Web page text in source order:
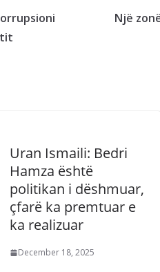
Një
Uran Ismaili: Bedri
Hamza është
politikan i dëshmuar,
çfarë ka premtuar e
ka realizuar
December 18, 2025